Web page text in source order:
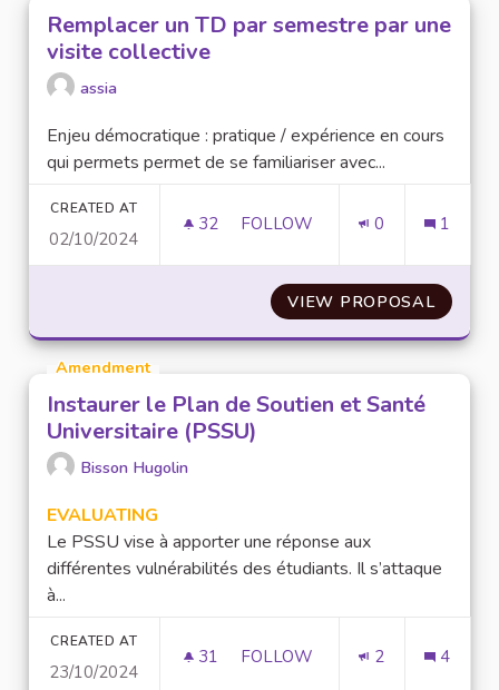
Remplacer un TD par semestre par une
visite collective
assia
Enjeu démocratique : pratique / expérience en cours
qui permets permet de se familiariser avec...
CREATED AT
02/10/2024
32 32 FOLLOWERS
FOLLOW 0 1
VIEW PROPOSAL
Amendment
Instaurer le Plan de Soutien et Santé
Universitaire (PSSU)
Bisson Hugolin
EVALUATING
Le PSSU vise à apporter une réponse aux
différentes vulnérabilités des étudiants. Il s’attaque
à...
CREATED AT
23/10/2024
31 31 FOLLOWERS
FOLLOW 2 4